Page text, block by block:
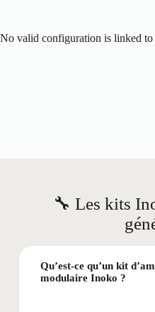
No valid configuration is linked to
🔧 Les kits
Qu’est-ce qu’un kit
modulaire Inoko ?